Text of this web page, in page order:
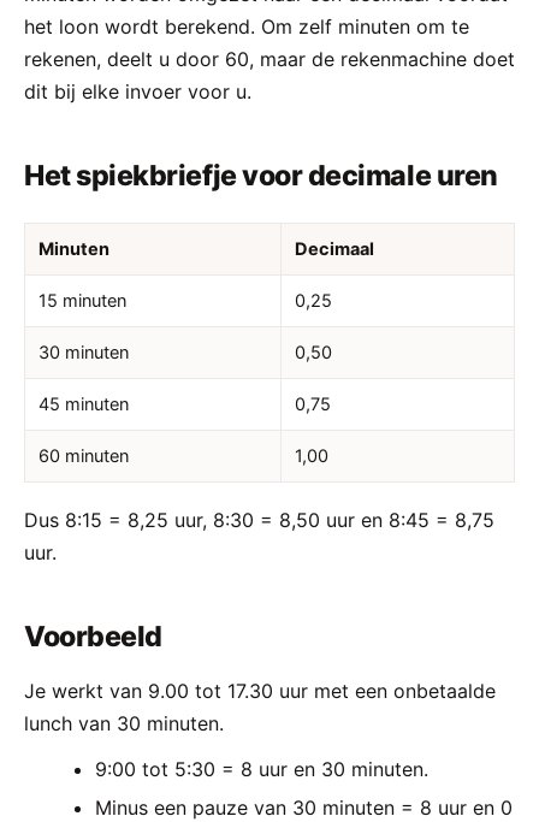
het loon wordt berekend. Om zelf minuten om te
rekenen, deelt u door 60, maar de rekenmachine doet
dit bij elke invoer voor u.
Het spiekbriefje voor decimale uren
Minuten Decimaal
15 minuten 0,25
30 minuten 0,50
45 minuten 0,75
60 minuten 1,00
Dus 8:15 = 8,25 uur, 8:30 = 8,50 uur en 8:45 = 8,75
uur.
Voorbeeld
Je werkt van 9.00 tot 17.30 uur met een onbetaalde
lunch van 30 minuten.
9:00 tot 5:30 = 8 uur en 30 minuten.
Minus een pauze van 30 minuten = 8 uur en 0